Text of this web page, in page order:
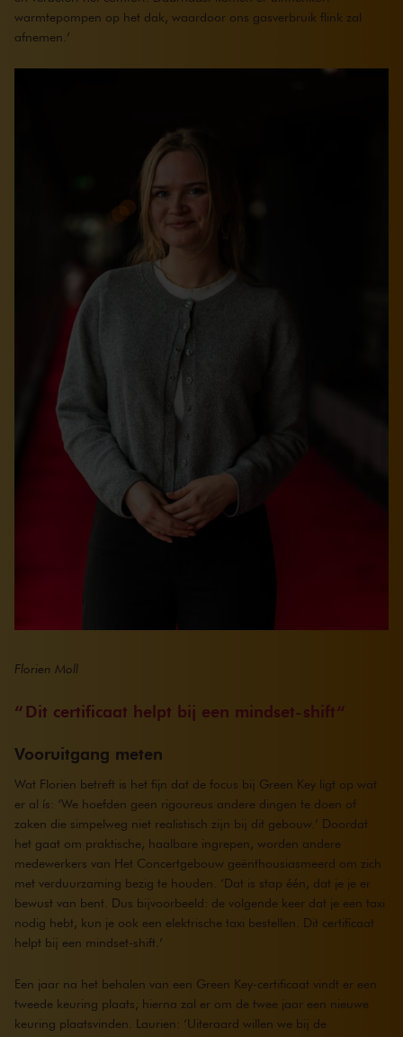
warmtepompen op het dak, waardoor ons gasverbruik flink zal
afnemen.’
Florien Moll
Dit certificaat helpt bij een mindset-shift
Vooruitgang meten
Wat Florien betreft is het fijn dat de focus bij Green Key ligt op wat
er al ís: ‘We hoefden geen rigoureus andere dingen te doen of
zaken die simpelweg niet realistisch zijn bij dit gebouw.’ Doordat
het gaat om praktische, haalbare ingrepen, worden andere
medewerkers van Het Concertgebouw geënthousiasmeerd om zich
met verduurzaming bezig te houden. ‘Dat is stap één, dat je je er
bewust van bent. Dus bijvoorbeeld: de volgende keer dat je een taxi
nodig hebt, kun je ook een elektrische taxi bestellen. Dit certificaat
helpt bij een mindset-shift.’
Een jaar na het behalen van een Green Key-certificaat vindt er een
tweede keuring plaats; hierna zal er om de twee jaar een nieuwe
keuring plaatsvinden. Laurien: ‘Uiteraard willen we bij de